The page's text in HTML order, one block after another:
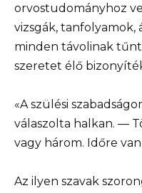
orvostudományhoz
vizsgák, tanfolyamok,
minden távolinak
szeretet élő
«A szülési
válaszolta halkan. —
vagy három. Időre
Az ilyen szavak